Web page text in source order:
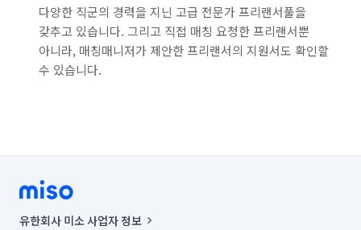
다양한 직군의 경력을 지닌 고급 전문가 프리랜서풀을
갖추고 있습니다. 그리고 직접 매칭 요청한 프리랜서뿐
아니라, 매칭매니저가 제안한 프리랜서의 지원서도 확인할
수 있습니다.
유한회사 미소 사업자 정보